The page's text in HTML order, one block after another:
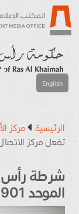
English
الرئيسية مركز
تفعل مركز الاتصال
شرطة رأس
الموحد 901